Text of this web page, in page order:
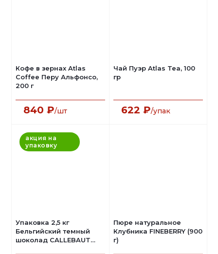
Кофе в зернах Atlas
Coffee Перу Альфонсо,
200 г
840 ₽/шт
Чай Пуэр Atlas Tea, 100
гр
622 ₽/упак
акция на
упаковку
Упаковка 2,5 кг
Бельгийский темный
шоколад CALLEBAUT
Пюре натуральное
Клубника FINEBERRY (900
г)